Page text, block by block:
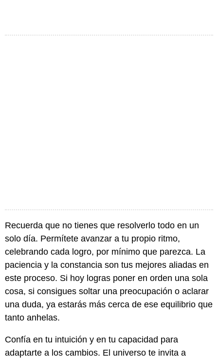
Recuerda que no tienes que resolverlo todo en un
solo día. Permítete avanzar a tu propio ritmo,
celebrando cada logro, por mínimo que parezca. La
paciencia y la constancia son tus mejores aliadas en
este proceso. Si hoy logras poner en orden una sola
cosa, si consigues soltar una preocupación o aclarar
una duda, ya estarás más cerca de ese equilibrio que
tanto anhelas.
Confía en tu intuición y en tu capacidad para
adaptarte a los cambios. El universo te invita a